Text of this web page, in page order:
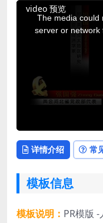
video 预览
This
The media could
server or network
详情介绍 常
模板信息
模板说明： PR模版